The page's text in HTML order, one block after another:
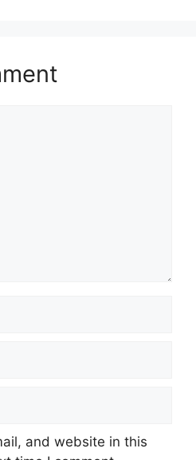
and website in this